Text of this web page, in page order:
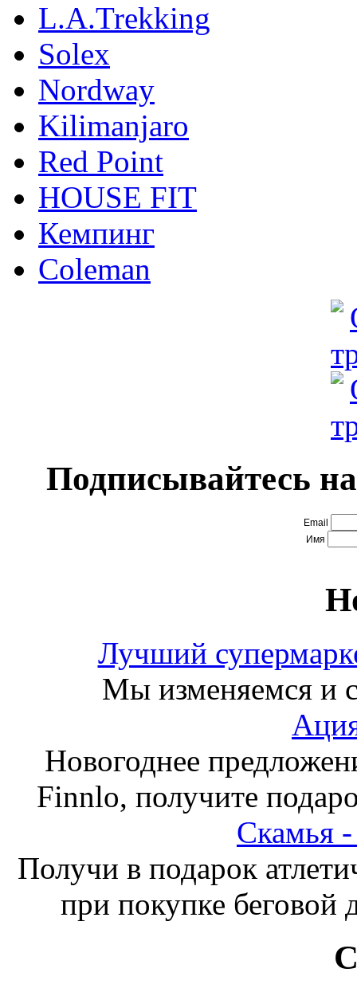
L.A.Trekking
Solex
Nordway
Kilimanjaro
Red Point
HOUSE FIT
Кемпинг
Coleman
Подписывайтесь
Email
Имя
Лучший
Мы изменяемся и
Новогоднее
Finnlo, получите
Получи в подарок
при покупке беговой